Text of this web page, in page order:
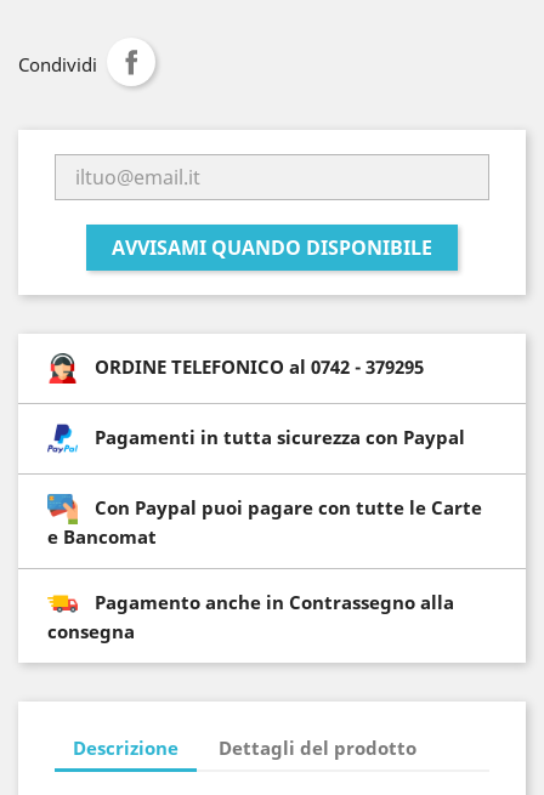
Condividi
AVVISAMI QUANDO DISPONIBILE
ORDINE TELEFONICO al 0742 - 379295
Pagamenti in tutta sicurezza con Paypal
Con Paypal puoi pagare con tutte le Carte
e Bancomat
Pagamento anche in Contrassegno alla
consegna
Descrizione Dettagli del prodotto